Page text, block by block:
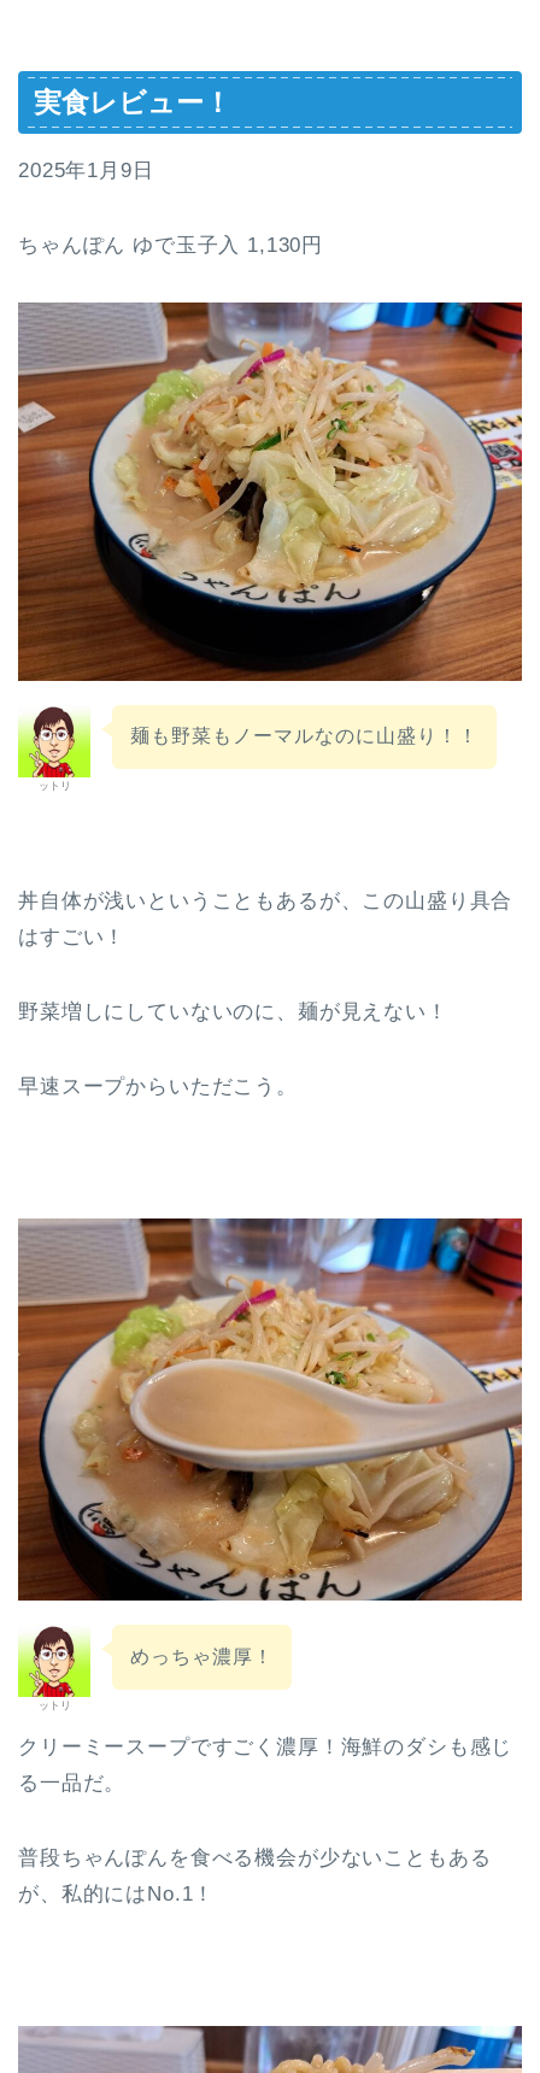
実食レビュー！
2025年1月9日
ちゃんぽん ゆで玉子入 1,130円
ットリ
麺も野菜もノーマルなのに山盛り！！
丼自体が浅いということもあるが、この山盛り具合
はすごい！
野菜増しにしていないのに、麺が見えない！
早速スープからいただこう。
ットリ
めっちゃ濃厚！
クリーミースープですごく濃厚！海鮮のダシも感じ
る一品だ。
普段ちゃんぽんを食べる機会が少ないこともある
が、私的にはNo.1！